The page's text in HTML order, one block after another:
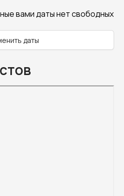
вами даты нет свободных
даты